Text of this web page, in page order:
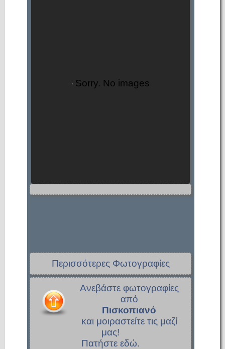
Sorry. No images
Περισσότερες Φωτογραφίες
Ανεβάστε φωτογραφίες
από
Πισκοπιανό
και μοιραστείτε τις μαζί
μας!
Πατήστε εδώ.